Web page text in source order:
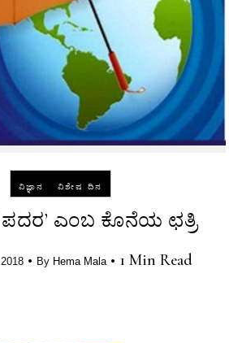
ವಿಜ್ಞಾನ ವಿಶೇಷ ದಿನ
ಎಂಬ ಕೊನೆಯ ಛತ್ರಿ
• By Hema Mala • 1 Min Read